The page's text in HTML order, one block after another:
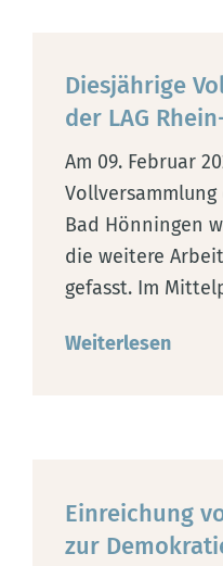
Diesjährige
der LAG
Am 09. Februar
Vollversammlung
Bad Hönningen
die weitere
gefasst. Im
Weiterlesen
Einreichung
zur